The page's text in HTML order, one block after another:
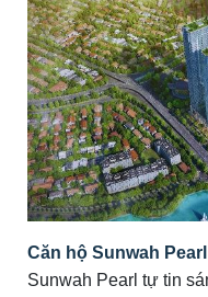
Căn hộ Sunwah Pearl
Sunwah Pearl tự tin